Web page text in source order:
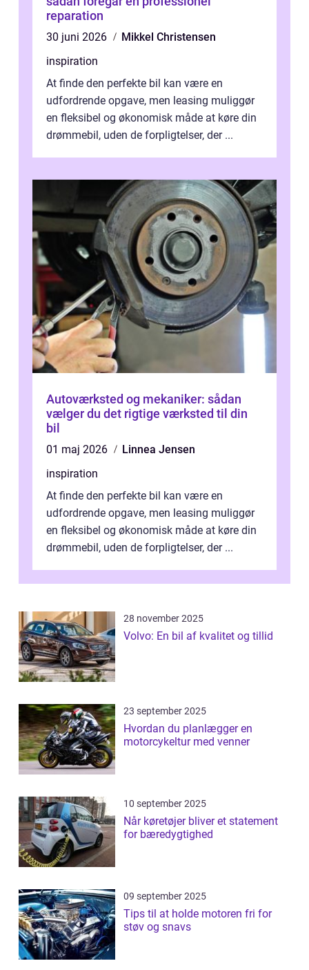
reparation
30 juni 2026
Mikkel Christensen
inspiration
At finde den perfekte bil kan være en
udfordrende opgave, men leasing muliggør
en fleksibel og økonomisk måde at køre din
drømmebil, uden de forpligtelser, der ...
Autoværksted og mekaniker: sådan
vælger du det rigtige værksted til din
bil
01 maj 2026
Linnea Jensen
inspiration
At finde den perfekte bil kan være en
udfordrende opgave, men leasing muliggør
en fleksibel og økonomisk måde at køre din
drømmebil, uden de forpligtelser, der ...
28 november 2025
Volvo: En bil af kvalitet og tillid
23 september 2025
Hvordan du planlægger en
motorcykeltur med venner
10 september 2025
Når køretøjer bliver et statement
for bæredygtighed
09 september 2025
Tips til at holde motoren fri for
støv og snavs